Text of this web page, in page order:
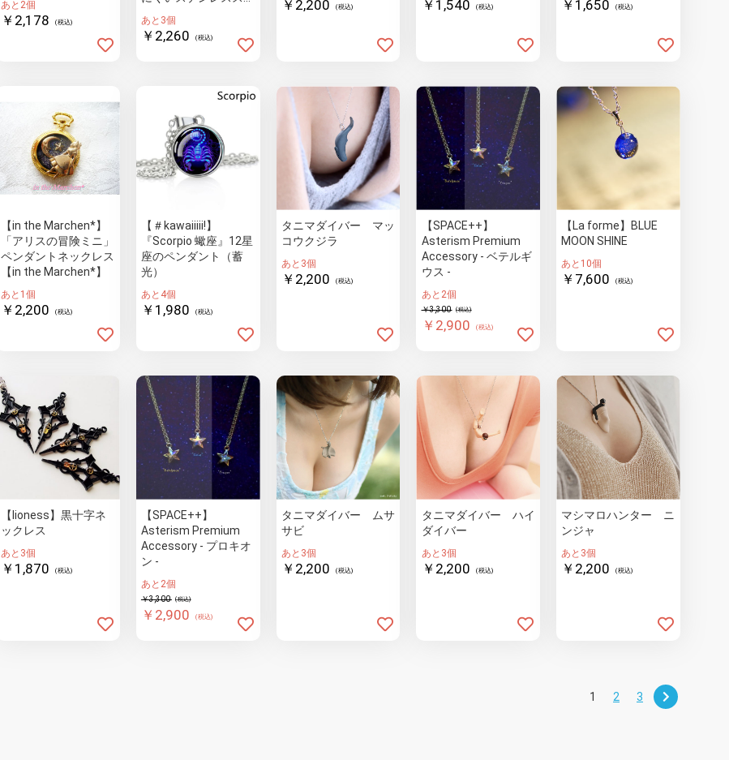
あと2個
￥2,178 (税込)
ール製）
あと3個
￥2,260 (税込)
￥2,200 (税込) ￥1,540 (税込) ￥1,650 (税込)
【in the Marchen*】
「アリスの冒険ミニ」
ペンダントネックレス
【in the Marchen*】
あと1個
￥2,200 (税込)
【＃kawaiiiii!】
『Scorpio 蠍座』12星
座のペンダント（蓄
光）
あと4個
￥1,980 (税込)
タニマダイバー マッ
コウクジラ
あと3個
￥2,200 (税込)
【SPACE++】
Asterism Premium
Accessory - ベテルギ
ウス -
あと2個
￥3,300 (税込)
￥2,900 (税込)
【La forme】BLUE
MOON SHINE
あと10個
￥7,600 (税込)
【lioness】黒十字ネ
ックレス
あと3個
￥1,870 (税込)
【SPACE++】
Asterism Premium
Accessory - プロキオ
ン -
あと2個
￥3,300 (税込)
￥2,900 (税込)
タニマダイバー ムサ
サビ
あと3個
￥2,200 (税込)
タニマダイバー ハイ
ダイバー
あと3個
￥2,200 (税込)
マシマロハンター ニ
ンジャ
あと3個
￥2,200 (税込)
1 2 3